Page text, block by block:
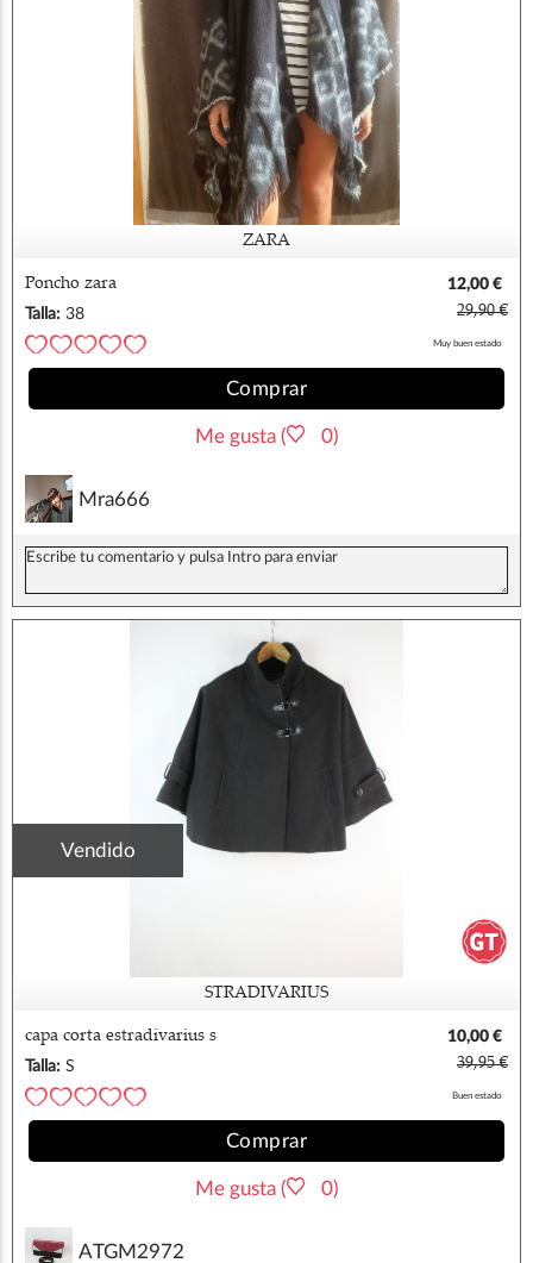
ZARA
Poncho zara
12,00 €
Talla: 38 29,90 €
Muy buen estado
Comprar
Me gusta ( 0)
Mra666
Vendido
STRADIVARIUS
capa corta estradivarius s
10,00 €
Talla: S 39,95 €
Buen estado
Comprar
Me gusta ( 0)
ATGM2972